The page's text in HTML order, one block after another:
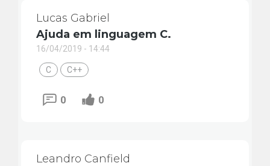
Lucas Gabriel
Ajuda em linguagem C.
16/04/2019 - 14:44
C C++
0 0
Leandro Canfield